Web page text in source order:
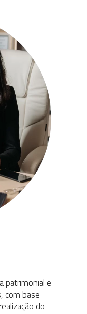
patrimonial e
com base
do